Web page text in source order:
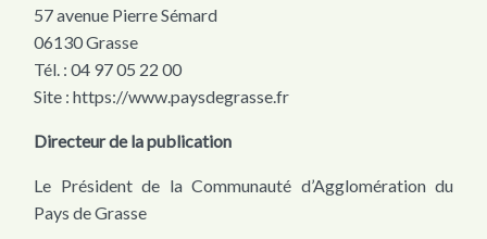
57 avenue Pierre Sémard
06130 Grasse
Tél. : 04 97 05 22 00
Site : https://www.paysdegrasse.fr
Directeur de la publication
Le Président de la Communauté d’Agglomération du
Pays de Grasse